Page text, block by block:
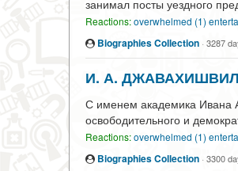
занимал посты уездного
Reactions:overwhelmed (1)
Biographies Collection · 3287
И. А.
С именем академика Ивана
освободительного и
Reactions:overwhelmed (1)
Biographies Collection · 3300